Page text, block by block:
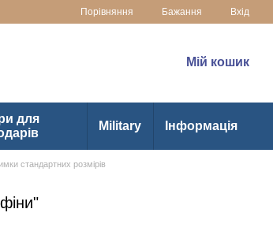
Порівняння Бажання Вхід
Мій кошик
для
Military Інформація
стандартних розмірів